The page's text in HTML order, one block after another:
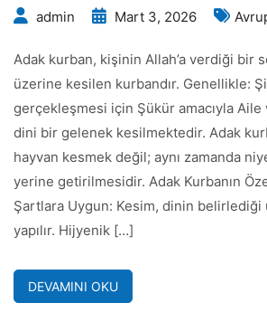
admin Mart 3, 2026
Adak kurban, kişinin Allah’a verdiği bir
üzerine kesilen kurbandır. Genellikle:
gerçekleşmesi için Şükür amacıyla
dini bir gelenek kesilmektedir. Adak
hayvan kesmek değil; aynı zamanda
yerine getirilmesidir. Adak Kurbanın
Şartlara Uygun: Kesim, dinin
yapılır. Hijyenik […]
DEVAMINI OKU